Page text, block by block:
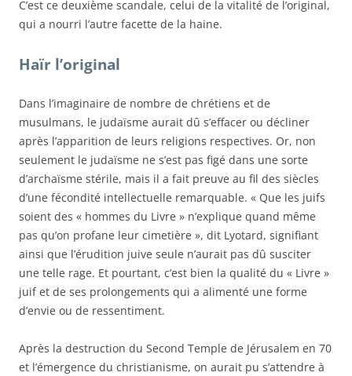
C’est ce deuxième scandale, celui de la vitalité de l’original,
qui a nourri l’autre facette de la haine.
Haïr l’original
Dans l’imaginaire de nombre de chrétiens et de
musulmans, le judaïsme aurait dû s’effacer ou décliner
après l’apparition de leurs religions respectives. Or, non
seulement le judaïsme ne s’est pas figé dans une sorte
d’archaïsme stérile, mais il a fait preuve au fil des siècles
d’une fécondité intellectuelle remarquable. « Que les juifs
soient des « hommes du Livre » n’explique quand même
pas qu’on profane leur cimetière », dit Lyotard, signifiant
ainsi que l’érudition juive seule n’aurait pas dû susciter
une telle rage. Et pourtant, c’est bien la qualité du « Livre »
juif et de ses prolongements qui a alimenté une forme
d’envie ou de ressentiment.
Après la destruction du Second Temple de Jérusalem en 70
et l’émergence du christianisme, on aurait pu s’attendre à